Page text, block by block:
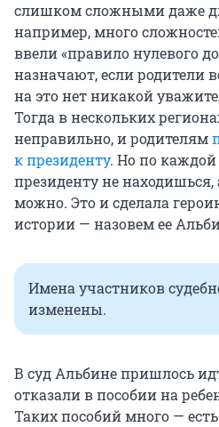
слишком сложными даже
например, много
ввели «правило нулевого
назначают, если родители
на это нет никакой
Тогда в нескольких
неправильно, и родителям
к президенту. Но по
президенту не находишься,
можно. Это и сделала
истории — назовем ее
Имена участников
изменены.
В суд Альбине пришлось
отказали в пособии на
Таких пособий много —